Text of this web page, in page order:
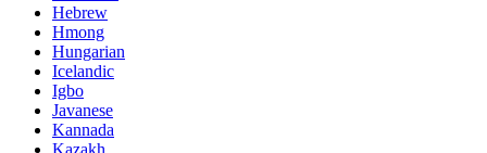
Hebrew
Hmong
Hungarian
Icelandic
Igbo
Javanese
Kannada
Kazakh